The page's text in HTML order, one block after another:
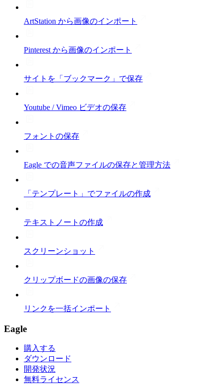
ArtStation から画像のインポート
Pinterest から画像のインポート
サイトを「ブックマーク」で保存
Youtube / Vimeo ビデオの保存
フォントの保存
Eagle での音声ファイルの保存と管理方法
「テンプレート」でファイルの作成
テキストノートの作成
スクリーンショット
クリップボードの画像の保存
リンクを一括インポート
Eagle
購入する
ダウンロード
開発状況
無料ライセンス